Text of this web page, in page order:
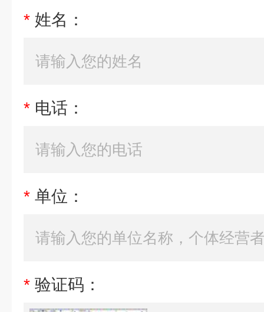
* 姓名：
* 电话：
* 单位：
* 验证码：